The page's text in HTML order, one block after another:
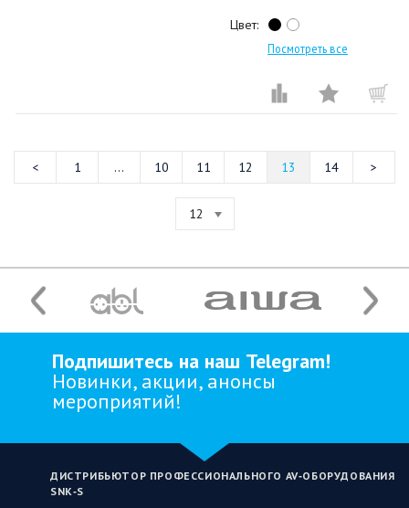
Цвет:
Посмотреть все
1 ... 10 11 12 13 14
12
Подпишитесь на наш Telegram!
Новинки, акции, анонсы
мероприятий!
ДИСТРИБЬЮТОР ПРОФЕССИОНАЛЬНОГО AV‑ОБОРУДОВАНИЯ
SNK‑S